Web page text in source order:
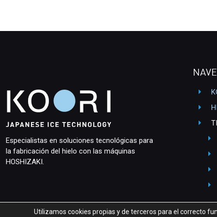
Especialistas en soluciones tecnológicas para
la fabricación del hielo con las máquinas
HOSHIZAKI.
Utilizamos cookies propias y de terceros para el correcto